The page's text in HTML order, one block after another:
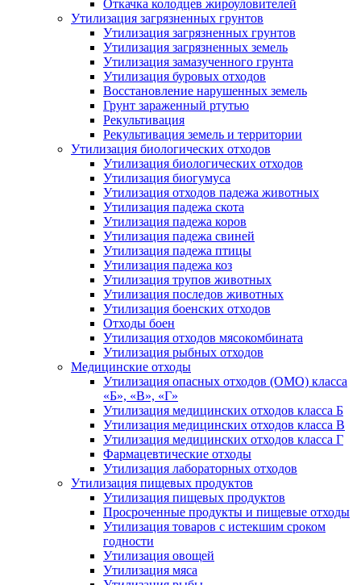
Откачка колодцев жироуловителей
Утилизация загрязненных грунтов
Утилизация загрязненных грунтов
Утилизация загрязненных земель
Утилизация замазученного грунта
Утилизация буровых отходов
Восстановление нарушенных земель
Грунт зараженный ртутью
Рекультивация
Рекультивация земель и территории
Утилизация биологических отходов
Утилизация биологических отходов
Утилизация биогумуса
Утилизация отходов падежа животных
Утилизация падежа скота
Утилизация падежа коров
Утилизация падежа свиней
Утилизация падежа птицы
Утилизация падежа коз
Утилизация трупов животных
Утилизация последов животных
Утилизация боенских отходов
Отходы боен
Утилизация отходов мясокомбината
Утилизация рыбных отходов
Медицинские отходы
Утилизация опасных отходов (ОМО) класса
«Б», «В», «Г»
Утилизация медицинских отходов класса Б
Утилизация медицинских отходов класса В
Утилизация медицинских отходов класса Г
Фармацевтические отходы
Утилизация лабораторных отходов
Утилизация пищевых продуктов
Утилизация пищевых продуктов
Просроченные продукты и пищевые отходы
Утилизация товаров с истекшим сроком
годности
Утилизация овощей
Утилизация мяса